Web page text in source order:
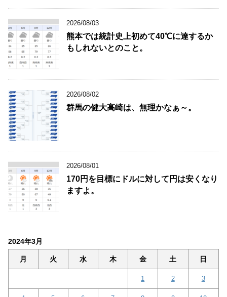
2026/08/03
熊本では統計史上初めて40℃に達するか
もしれないとのこと。
2026/08/02
群馬の健大高崎は、無理かなぁ～。
2026/08/01
170円を目標にドルに対して円は安くなり
ますよ。
2024年3月
月 火 水 木 金 土 日
1 2 3